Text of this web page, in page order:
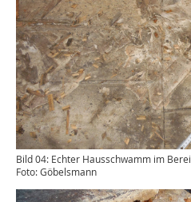
Bild 04: Echter Hausschwamm im
Foto: Göbelsmann